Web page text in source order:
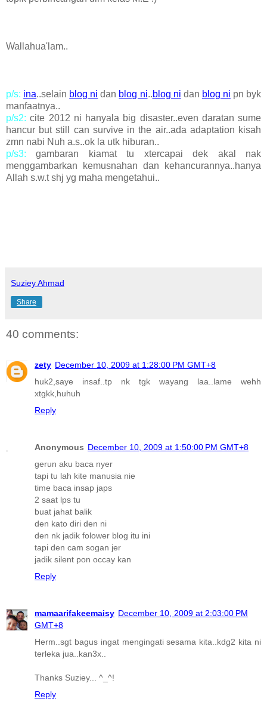
Wallahua'lam..
p/s: ina..selain blog ni dan blog ni..blog ni dan blog ni pn byk
manfaatnya..
p/s2: cite 2012 ni hanyala big disaster..even daratan sume
hancur but still can survive in the air..ada adaptation kisah
zmn nabi Nuh a.s..ok la utk hiburan..
p/s3: gambaran kiamat tu xtercapai dek akal nak
menggambarkan kemusnahan dan kehancurannya..hanya
Allah s.w.t shj yg maha mengetahui..
Suziey Ahmad
Share
40 comments:
zety December 10, 2009 at 1:28:00 PM GMT+8
huk2,saye insaf..tp nk tgk wayang laa..lame wehh
xtgkk,huhuh
Reply
Anonymous December 10, 2009 at 1:50:00 PM GMT+8
gerun aku baca nyer
tapi tu lah kite manusia nie
time baca insap japs
2 saat lps tu
buat jahat balik
den kato diri den ni
den nk jadik folower blog itu ini
tapi den cam sogan jer
jadik silent pon occay kan
Reply
mamaarifakeemaisy December 10, 2009 at 2:03:00 PM
GMT+8
Herm..sgt bagus ingat mengingati sesama kita..kdg2 kita ni
terleka jua..kan3x..
Thanks Suziey... ^_^!
Reply